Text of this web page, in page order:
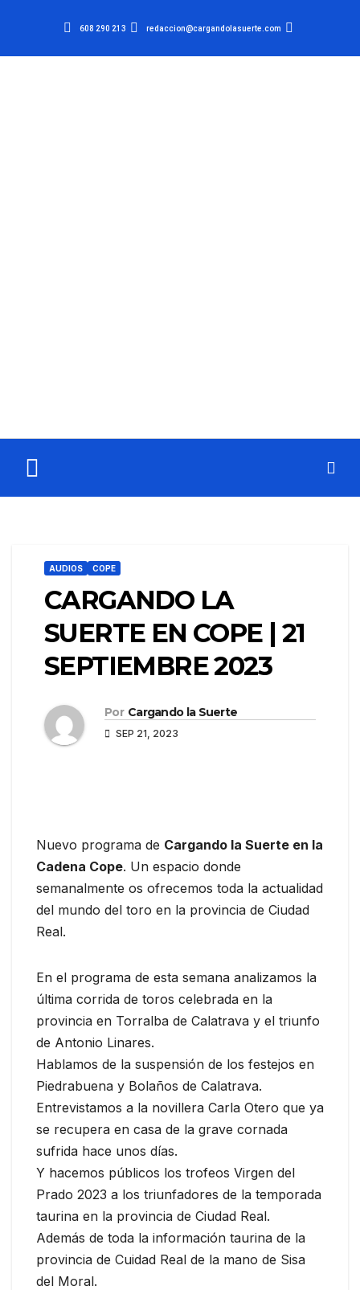
608 290 213 redaccion@cargandolasuerte.com
AUDIOS COPE
CARGANDO LA
SUERTE EN COPE | 21
SEPTIEMBRE 2023
Por Cargando la Suerte
SEP 21, 2023
Nuevo programa de Cargando la Suerte en la
Cadena Cope. Un espacio donde
semanalmente os ofrecemos toda la actualidad
del mundo del toro en la provincia de Ciudad
Real.
En el programa de esta semana analizamos la
última corrida de toros celebrada en la
provincia en Torralba de Calatrava y el triunfo
de Antonio Linares.
Hablamos de la suspensión de los festejos en
Piedrabuena y Bolaños de Calatrava.
Entrevistamos a la novillera Carla Otero que ya
se recupera en casa de la grave cornada
sufrida hace unos días.
Y hacemos públicos los trofeos Virgen del
Prado 2023 a los triunfadores de la temporada
taurina en la provincia de Ciudad Real.
Además de toda la información taurina de la
provincia de Cuidad Real de la mano de Sisa
del Moral.